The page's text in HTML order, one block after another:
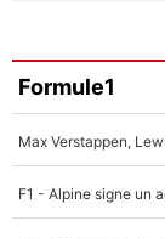
Formule1